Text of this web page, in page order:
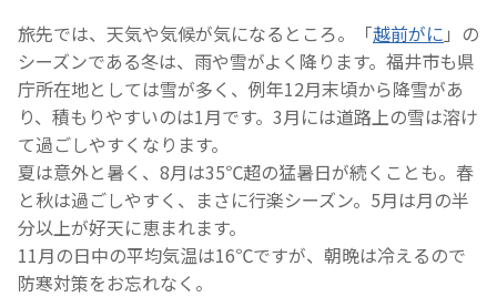
旅先では、天気や気候が気になるところ。「越前がに 」の
シーズンである冬は、雨や雪がよく降ります。福井市も県
庁所在地としては雪が多く、例年12月末頃から降雪があ
り、積もりやすいのは1月です。3月には道路上の雪は溶け
て過ごしやすくなります。
夏は意外と暑く、8月は35℃超の猛暑日が続くことも。春
と秋は過ごしやすく、まさに行楽シーズン。5月は月の半
分以上が好天に恵まれます。
11月の日中の平均気温は16℃ですが、朝晩は冷えるので
防寒対策をお忘れなく。